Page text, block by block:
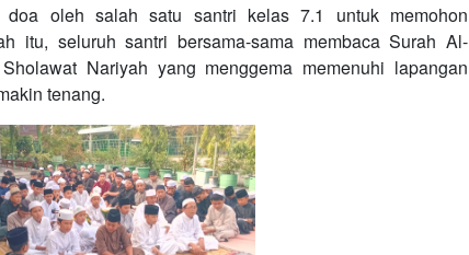
doa oleh salah satu santri kelas 7.1 untuk memohon
itu, seluruh santri bersama-sama membaca Surah Al-
Nariyah yang menggema memenuhi lapangan
tenang.